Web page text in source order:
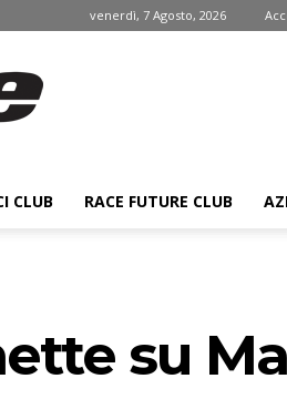
venerdì, 7 Agosto, 2026
CLUB RACE FUTURE CLUB
su